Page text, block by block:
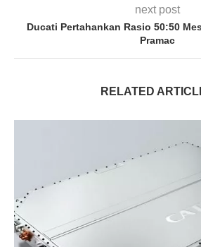
next post
Ducati Pertahankan Rasio 50:50
Pramac
RELATED